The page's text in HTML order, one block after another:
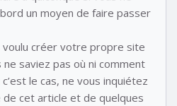
un moyen de faire passer
voulu créer votre propre site
ne saviez pas où ni comment
le cas, ne vous inquiétez
de cet article et de quelques